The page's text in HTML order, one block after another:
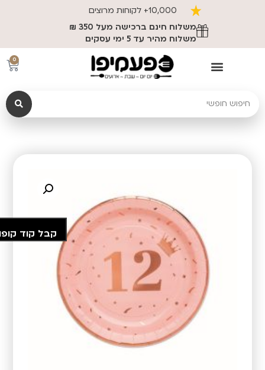
10,000+ לקוחות מרוצים
משלוח חינם ברכישה מעל 350 ₪
משלוח מהיר עד 5 ימי עסקים
0
קבל קוד